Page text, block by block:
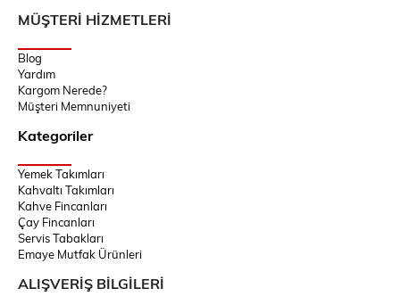
MÜŞTERİ HİZMETLERİ
Blog
Yardım
Kargom Nerede?
Müşteri Memnuniyeti
Kategoriler
Yemek Takımları
Kahvaltı Takımları
Kahve Fincanları
Çay Fincanları
Servis Tabakları
Emaye Mutfak Ürünleri
ALIŞVERİŞ BİLGİLERİ